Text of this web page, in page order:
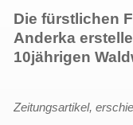
Die fürstlichen
Anderka
10jährigen
Zeitungsartikel,